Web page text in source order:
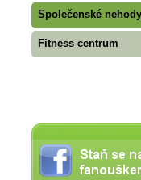
Společenské nehody
Fitness centrum